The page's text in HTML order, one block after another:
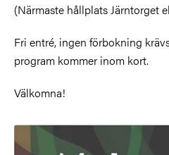
(Närmaste hållplats Järntorget
Fri entré, ingen förbokning
program kommer inom kort.
Välkomna!